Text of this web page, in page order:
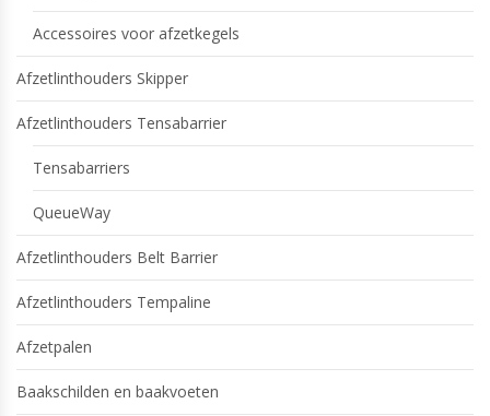
Accessoires voor afzetkegels
Afzetlinthouders Skipper
Afzetlinthouders Tensabarrier
Tensabarriers
QueueWay
Afzetlinthouders Belt Barrier
Afzetlinthouders Tempaline
Afzetpalen
Baakschilden en baakvoeten